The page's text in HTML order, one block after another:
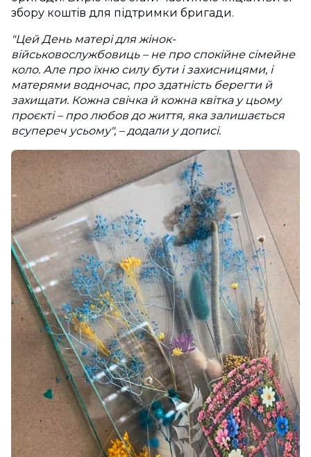
збору коштів для підтримки бригади.
"Цей День матері для жінок-
військовослужбовиць – не про спокійне сімейне
коло. Але про їхню силу бути і захисницями, і
матерями водночас, про здатність берегти й
захищати. Кожна свічка й кожна квітка у цьому
проєкті – про любов до життя, яка залишається
всупереч усьому", – додали у дописі.